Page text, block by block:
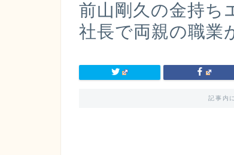
前山剛久の金持ち
社長で両親の職業
記事内